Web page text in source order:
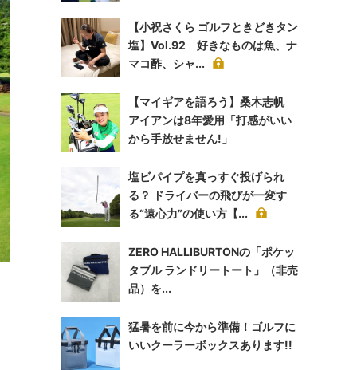
【小祝さくら ゴルフときどきタン
塩】Vol.92 好きなものは魚、ナ
マコ酢、シャ...
【マイギアを語ろう】桑木志帆
アイアンは8年愛用「打感がいい
から手放せません!」
塩ビパイプを真っすぐ投げられ
る？ ドライバーの飛びが一変す
る“遠心力”の使い方【...
ZERO HALLIBURTONの「ポケッ
タブル ランドリートート」（非売
品）を...
猛暑を前に今から準備！ゴルフに
いいクーラーボックスあります!!